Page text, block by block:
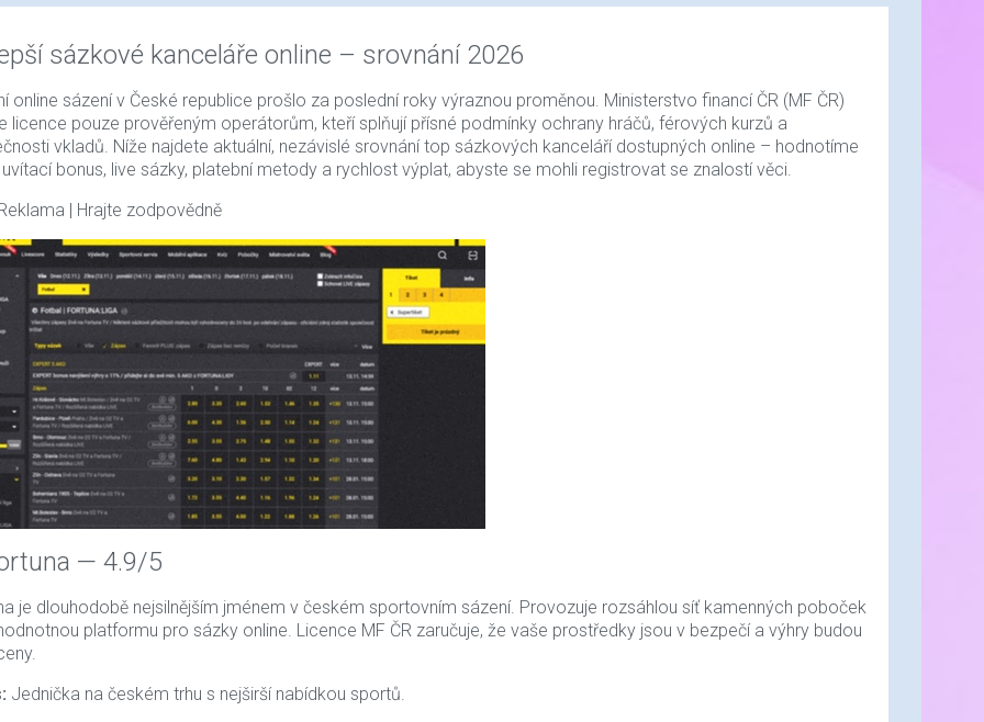
sázkové kanceláře online – srovnání 2026
online sázení v České republice prošlo za poslední roky výraznou proměnou. Ministerstvo financí ČR (MF ČR)
licence pouze prověřeným operátorům, kteří splňují přísné podmínky ochrany hráčů, férových kurzů a
vkladů. Níže najdete aktuální, nezávislé srovnání top sázkových kanceláří dostupných online – hodnotíme
uvítací bonus, live sázky, platební metody a rychlost výplat, abyste se mohli registrovat se znalostí věci.
| Hrajte zodpovědně
— 4.9/5
je dlouhodobě nejsilnějším jménem v českém sportovním sázení. Provozuje rozsáhlou síť kamenných poboček
platformu pro sázky online. Licence MF ČR zaručuje, že vaše prostředky jsou v bezpečí a výhry budou
Jednička na českém trhu s nejširší nabídkou sportů.